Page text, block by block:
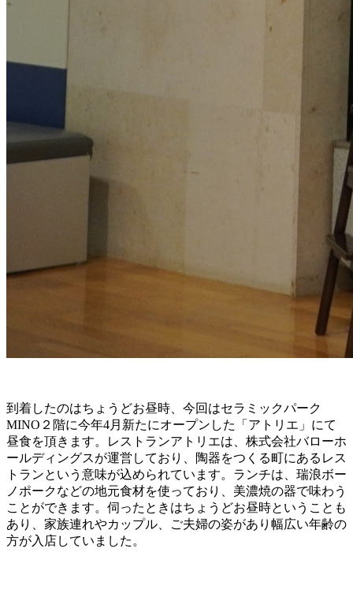
到着したのはちょうどお昼時、今回はセラミックパーク
MINO２階に今年4月新たにオープンした「アトリエ」にて
昼食を頂きます。レストランアトリエは、株式会社バローホ
ールディングスが運営しており、陶器をつくる町にあるレス
トランという意味が込められています。ランチは、瑞浪ボー
ノポークなどの地元食材を使っており、美濃焼の器で味わう
ことができます。伺ったときはちょうどお昼時ということも
あり、家族連れやカップル、ご夫婦の姿があり幅広い年齢の
方が入店していました。